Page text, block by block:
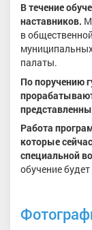
В течение
наставников.
в
палаты.
По поручению
Работа
которые
специальной
обучение